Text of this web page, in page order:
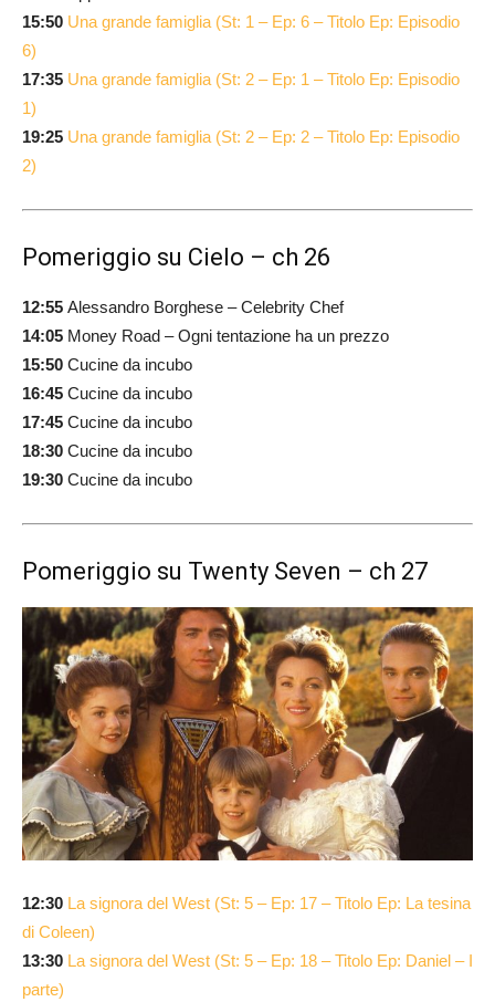
15:50 Una grande famiglia (St: 1 – Ep: 6 – Titolo Ep: Episodio
6)
17:35 Una grande famiglia (St: 2 – Ep: 1 – Titolo Ep: Episodio
1)
19:25 Una grande famiglia (St: 2 – Ep: 2 – Titolo Ep: Episodio
2)
Pomeriggio su Cielo – ch 26
12:55 Alessandro Borghese – Celebrity Chef
14:05 Money Road – Ogni tentazione ha un prezzo
15:50 Cucine da incubo
16:45 Cucine da incubo
17:45 Cucine da incubo
18:30 Cucine da incubo
19:30 Cucine da incubo
Pomeriggio su Twenty Seven – ch 27
12:30 La signora del West (St: 5 – Ep: 17 – Titolo Ep: La tesina
di Coleen)
13:30 La signora del West (St: 5 – Ep: 18 – Titolo Ep: Daniel – I
parte)